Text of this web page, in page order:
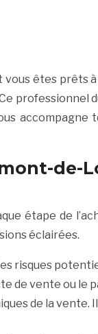
êtes prêts
professionnel
accompagne
de-
étape de
éclairées.
risques
de vente ou le
de la vente.